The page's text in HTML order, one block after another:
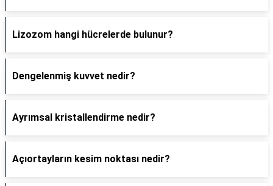
Lizozom hangi hücrelerde bulunur?
Dengelenmiş kuvvet nedir?
Ayrımsal kristallendirme nedir?
Açıortayların kesim noktası nedir?